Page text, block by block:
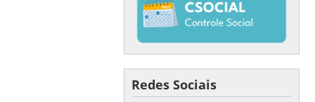
Redes Sociais